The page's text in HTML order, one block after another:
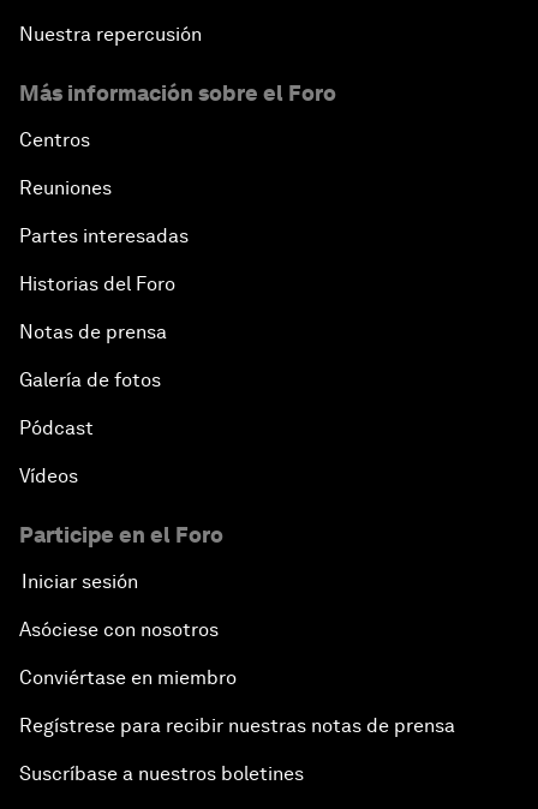
Nuestra repercusión
Más información sobre el Foro
Centros
Reuniones
Partes interesadas
Historias del Foro
Notas de prensa
Galería de fotos
Pódcast
Vídeos
Participe en el Foro
Iniciar sesión
Asóciese con nosotros
Conviértase en miembro
Regístrese para recibir nuestras notas de prensa
Suscríbase a nuestros boletines